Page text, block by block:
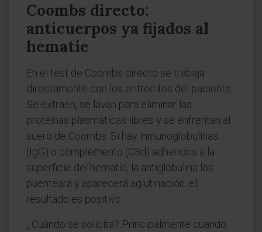
Coombs directo:
anticuerpos ya fijados al
hematíe
En el test de Coombs directo se trabaja
directamente con los eritrocitos del paciente.
Se extraen, se lavan para eliminar las
proteínas plasmáticas libres y se enfrentan al
suero de Coombs. Si hay inmunoglobulinas
(IgG) o complemento (C3d) adheridos a la
superficie del hematíe, la antiglobulina los
puenteará y aparecerá aglutinación: el
resultado es positivo.
¿Cuándo se solicita? Principalmente cuando